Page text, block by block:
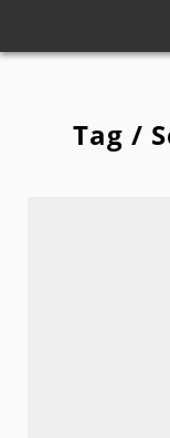
Tag /